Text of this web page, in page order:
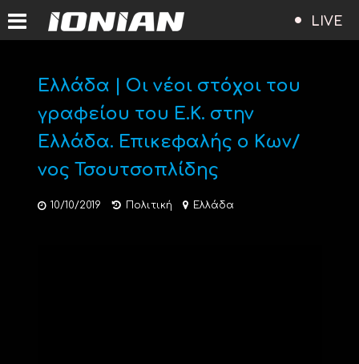
LIVE
Ελλάδα | Οι νέοι στόχοι του
γραφείου του Ε.Κ. στην
Ελλάδα. Επικεφαλής ο Κων/
νος Τσουτσοπλίδης
10/10/2019 Πολιτική Ελλάδα